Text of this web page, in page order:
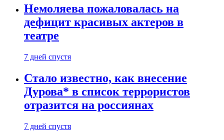
Немоляева пожаловалась на
дефицит красивых актеров в
театре
7 дней спустя
Стало известно, как внесение
Дурова* в список террористов
отразится на россиянах
7 дней спустя